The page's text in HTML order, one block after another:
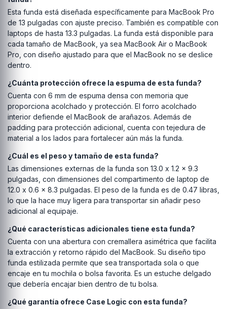
Esta funda está diseñada específicamente para MacBook Pro
de 13 pulgadas con ajuste preciso. También es compatible con
laptops de hasta 13.3 pulgadas. La funda está disponible para
cada tamaño de MacBook, ya sea MacBook Air o MacBook
Pro, con diseño ajustado para que el MacBook no se deslice
dentro.
¿Cuánta protección ofrece la espuma de esta funda?
Cuenta con 6 mm de espuma densa con memoria que
proporciona acolchado y protección. El forro acolchado
interior defiende el MacBook de arañazos. Además de
padding para protección adicional, cuenta con tejedura de
material a los lados para fortalecer aún más la funda.
¿Cuál es el peso y tamaño de esta funda?
Las dimensiones externas de la funda son 13.0 x 1.2 x 9.3
pulgadas, con dimensiones del compartimento de laptop de
12.0 x 0.6 x 8.3 pulgadas. El peso de la funda es de 0.47 libras,
lo que la hace muy ligera para transportar sin añadir peso
adicional al equipaje.
¿Qué características adicionales tiene esta funda?
Cuenta con una abertura con cremallera asimétrica que facilita
la extracción y retorno rápido del MacBook. Su diseño tipo
funda estilizada permite que sea transportada sola o que
encaje en tu mochila o bolsa favorita. Es un estuche delgado
que debería encajar bien dentro de tu bolsa.
¿Qué garantía ofrece Case Logic con esta funda?